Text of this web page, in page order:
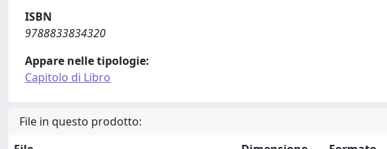
ISBN
9788833834320
Appare nelle tipologie:
Capitolo di Libro
File in questo prodotto: